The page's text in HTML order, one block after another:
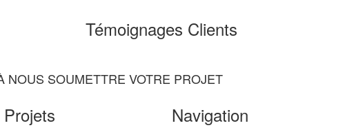
Témoignages Clients
NOUS SOUMETTRE VOTRE PROJET
Navigation